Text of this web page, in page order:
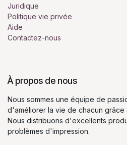
Juridique
Politique vie privée
Aide
Contactez-nous
À propos de nous
Nous sommes une équipe de
d'améliorer la vie de chacun grâce
Nous distribuons d'excellents
problèmes d'impression.